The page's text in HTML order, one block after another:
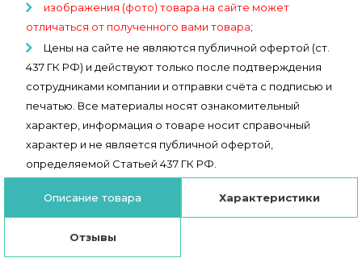
изображения (фото) товара на сайте может
отличаться от полученного вами товара;
Цены на сайте не являются публичной офертой (ст.
437 ГК РФ) и действуют только после подтверждения
сотрудниками компании и отправки счёта с подписью и
печатью. Все материалы носят ознакомительный
характер, информация о товаре носит справочный
характер и не является публичной офертой,
определяемой Статьей 437 ГК РФ.
Описание товара Характеристики
Отзывы